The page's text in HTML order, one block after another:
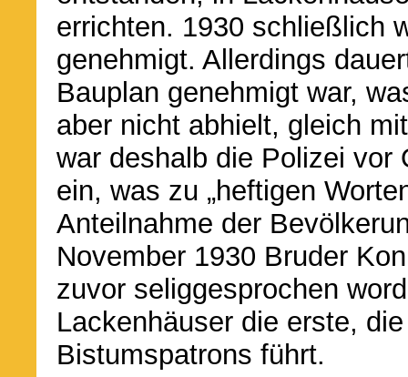
errichten. 1930 schließlich
genehmigt. Allerdings
Bauplan genehmigt war,
aber nicht abhielt, gleich
war deshalb die Polizei vor
ein, was zu „heftigen
Anteilnahme der
November 1930 Bruder
zuvor seliggesprochen
Lackenhäuser die erste,
Bistumspatrons führt.